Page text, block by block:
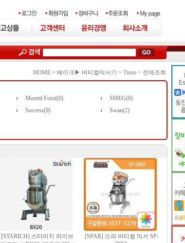
HOME > 베이크▶ 버티컬믹서기 > Tinso > 전체조회
Moretti Forni(0)
SMEG(6)
Success(9)
Swan(2)
[STARICH] 스타리치 하이브
[SPAR] 스파 버티컬 믹서 SP-